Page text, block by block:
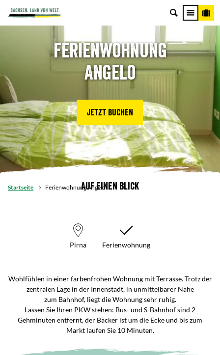
Ferienwohnung
Angelo
Jetzt buchen
Startseite Ferienwohnung AngeloAuf einen Blick
Pirna Ferienwohnung
Wohlfühlen in einer farbenfrohen Wohnung mit Terrasse. Trotz der
zentralen Lage in der Innenstadt, in unmittelbarer Nähe
zum Bahnhof, liegt die Wohnung sehr ruhig.
Lassen Sie Ihren PKW stehen: Bus- und S-Bahnhof sind 2
Gehminuten entfernt, der Bäcker ist um die Ecke und bis zum
Markt laufen Sie 10 Minuten.